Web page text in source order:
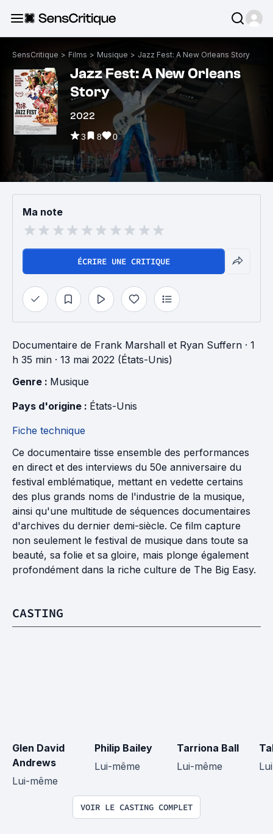
SensCritique > Films > Musique > Jazz Fest: A New Orleans Story
Jazz Fest: A New Orleans
Story
2022
3 8 0
Ma note
ÉCRIRE UNE CRITIQUE
Documentaire de Frank Marshall et Ryan Suffern · 1
h 35 min · 13 mai 2022 (États-Unis)
Genre : Musique
Pays d'origine : États-Unis
Fiche technique
Ce documentaire tisse ensemble des performances
en direct et des interviews du 50e anniversaire du
festival emblématique, mettant en vedette certains
des plus grands noms de l'industrie de la musique,
ainsi qu'une multitude de séquences documentaires
d'archives du dernier demi-siècle. Ce film capture
non seulement le festival de musique dans toute sa
beauté, sa folie et sa gloire, mais plonge également
profondément dans la riche culture de The Big Easy.
CASTING
Glen David
Andrews
Lui-même
Philip Bailey
Lui-même
Tarriona Ball
Lui-même
VOIR LE CASTING COMPLET